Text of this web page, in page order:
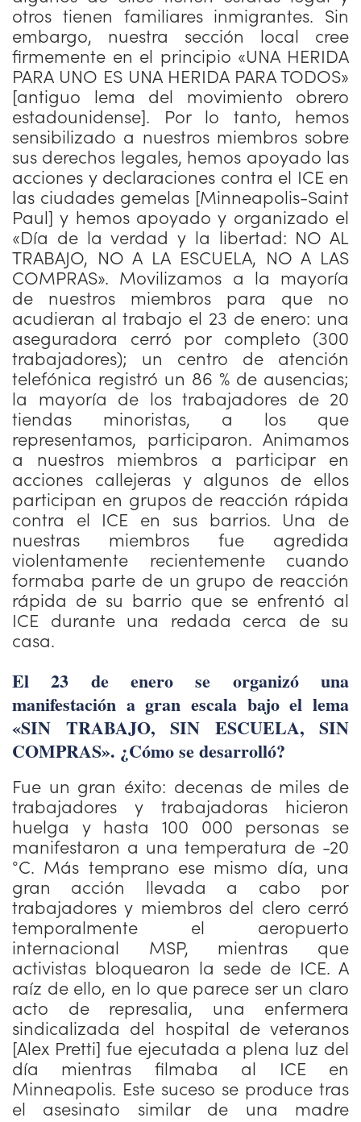
otros tienen familiares inmigrantes. Sin
embargo, nuestra sección local cree
firmemente en el principio «UNA HERIDA
PARA UNO ES UNA HERIDA PARA TODOS»
[antiguo lema del movimiento obrero
estadounidense]. Por lo tanto, hemos
sensibilizado a nuestros miembros sobre
sus derechos legales, hemos apoyado las
acciones y declaraciones contra el ICE en
las ciudades gemelas [Minneapolis-Saint
Paul] y hemos apoyado y organizado el
«Día de la verdad y la libertad: NO AL
TRABAJO, NO A LA ESCUELA, NO A LAS
COMPRAS». Movilizamos a la mayoría
de nuestros miembros para que no
acudieran al trabajo el 23 de enero: una
aseguradora cerró por completo (300
trabajadores); un centro de atención
telefónica registró un 86 % de ausencias;
la mayoría de los trabajadores de 20
tiendas minoristas, a los que
representamos, participaron. Animamos
a nuestros miembros a participar en
acciones callejeras y algunos de ellos
participan en grupos de reacción rápida
contra el ICE en sus barrios. Una de
nuestras miembros fue agredida
violentamente recientemente cuando
formaba parte de un grupo de reacción
rápida de su barrio que se enfrentó al
ICE durante una redada cerca de su
casa.
El 23 de enero se organizó una
manifestación a gran escala bajo el lema
«SIN TRABAJO, SIN ESCUELA, SIN
COMPRAS». ¿Cómo se desarrolló?
Fue un gran éxito: decenas de miles de
trabajadores y trabajadoras hicieron
huelga y hasta 100 000 personas se
manifestaron a una temperatura de -20
°C. Más temprano ese mismo día, una
gran acción llevada a cabo por
trabajadores y miembros del clero cerró
temporalmente el aeropuerto
internacional MSP, mientras que
activistas bloquearon la sede de ICE. A
raíz de ello, en lo que parece ser un claro
acto de represalia, una enfermera
sindicalizada del hospital de veteranos
[Alex Pretti] fue ejecutada a plena luz del
día mientras filmaba al ICE en
Minneapolis. Este suceso se produce tras
el asesinato similar de una madre